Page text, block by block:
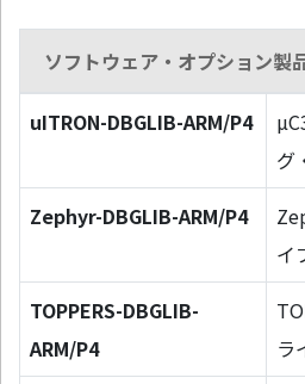
ソフトウェア・オプション製
uITRON-DBGLIB-ARM/P4
グ
Zephyr-DBGLIB-ARM/P4
イ
TOPPERS-DBGLIB-
ARM/P4
ラ